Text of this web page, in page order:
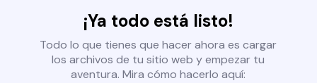
¡Ya todo está listo!
Todo lo que tienes que hacer ahora es cargar
los archivos de tu sitio web y empezar tu
aventura. Mira cómo hacerlo aquí: